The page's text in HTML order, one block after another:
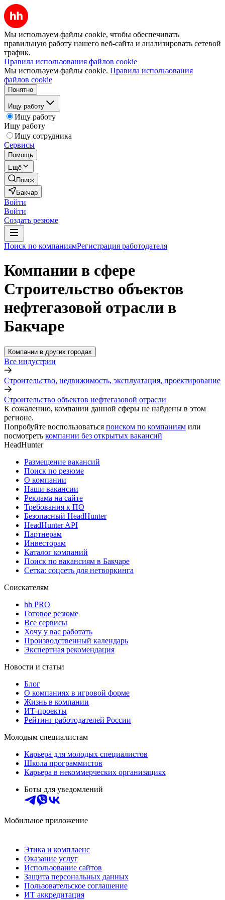
Мы используем файлы cookie, чтобы обеспечивать
правильную работу нашего веб-сайта и анализировать сетевой
трафик.
Правила использования файлов cookie
Мы используем файлы cookie. Правила использования
файлов cookie
Понятно
Ищу работу
Ищу работу
Ищу работу
Ищу сотрудника
Сервисы
Помощь
Ещё
Поиск
Бакчар
Войти
Войти
Создать резюме
Поиск по компаниямРегистрация работодателя
Компании в сфере
Строительство объектов
нефтегазовой отрасли в
Бакчаре
Компании в других городах
Все индустрии
Строительство, недвижимость, эксплуатация, проектирование
Строительство объектов нефтегазовой отрасли
К сожалению, компании данной сферы не найдены в этом
регионе.
Попробуйте воспользоваться поиском по компаниям или
посмотреть компании без открытых вакансий
HeadHunter
Размещение вакансий
Поиск по резюме
О компании
Наши вакансии
Реклама на сайте
Требования к ПО
Безопасный HeadHunter
HeadHunter API
Партнерам
Инвесторам
Каталог компаний
Поиск по вакансиям в Бакчаре
Сетка: соцсеть для нетворкинга
Соискателям
hh PRO
Готовое резюме
Все сервисы
Хочу у вас работать
Производственный календарь
Экспертная рекомендация
Новости и статьи
Блог
О компаниях в игровой форме
Жизнь в компании
ИТ-проекты
Рейтинг работодателей России
Молодым специалистам
Карьера для молодых специалистов
Школа программистов
Карьера в некоммерческих организациях
Боты для уведомлений
Мобильное приложение
Этика и комплаенс
Оказание услуг
Использование сайтов
Защита персональных данных
Пользовательское соглашение
ИТ аккредитация